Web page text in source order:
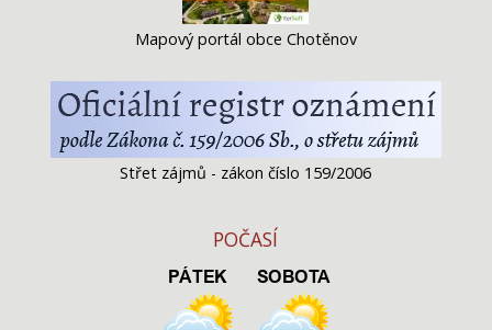
Mapový portál obce Chotěnov
Střet zájmů - zákon číslo 159/2006
POČASÍ